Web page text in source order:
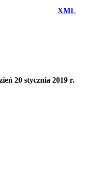
XML
20 stycznia 2019 r.